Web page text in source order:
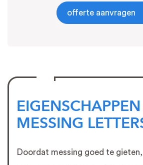
offerte aanvragen
EIGENSCHAPPEN
MESSING
Doordat messing goed te